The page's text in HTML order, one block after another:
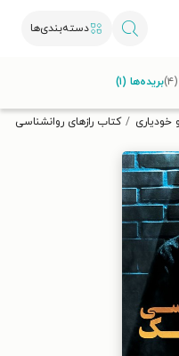
دسته‌بندی‌ها
کن.
کتاب رازهای روانشناسی
بریده‌ها (۱)